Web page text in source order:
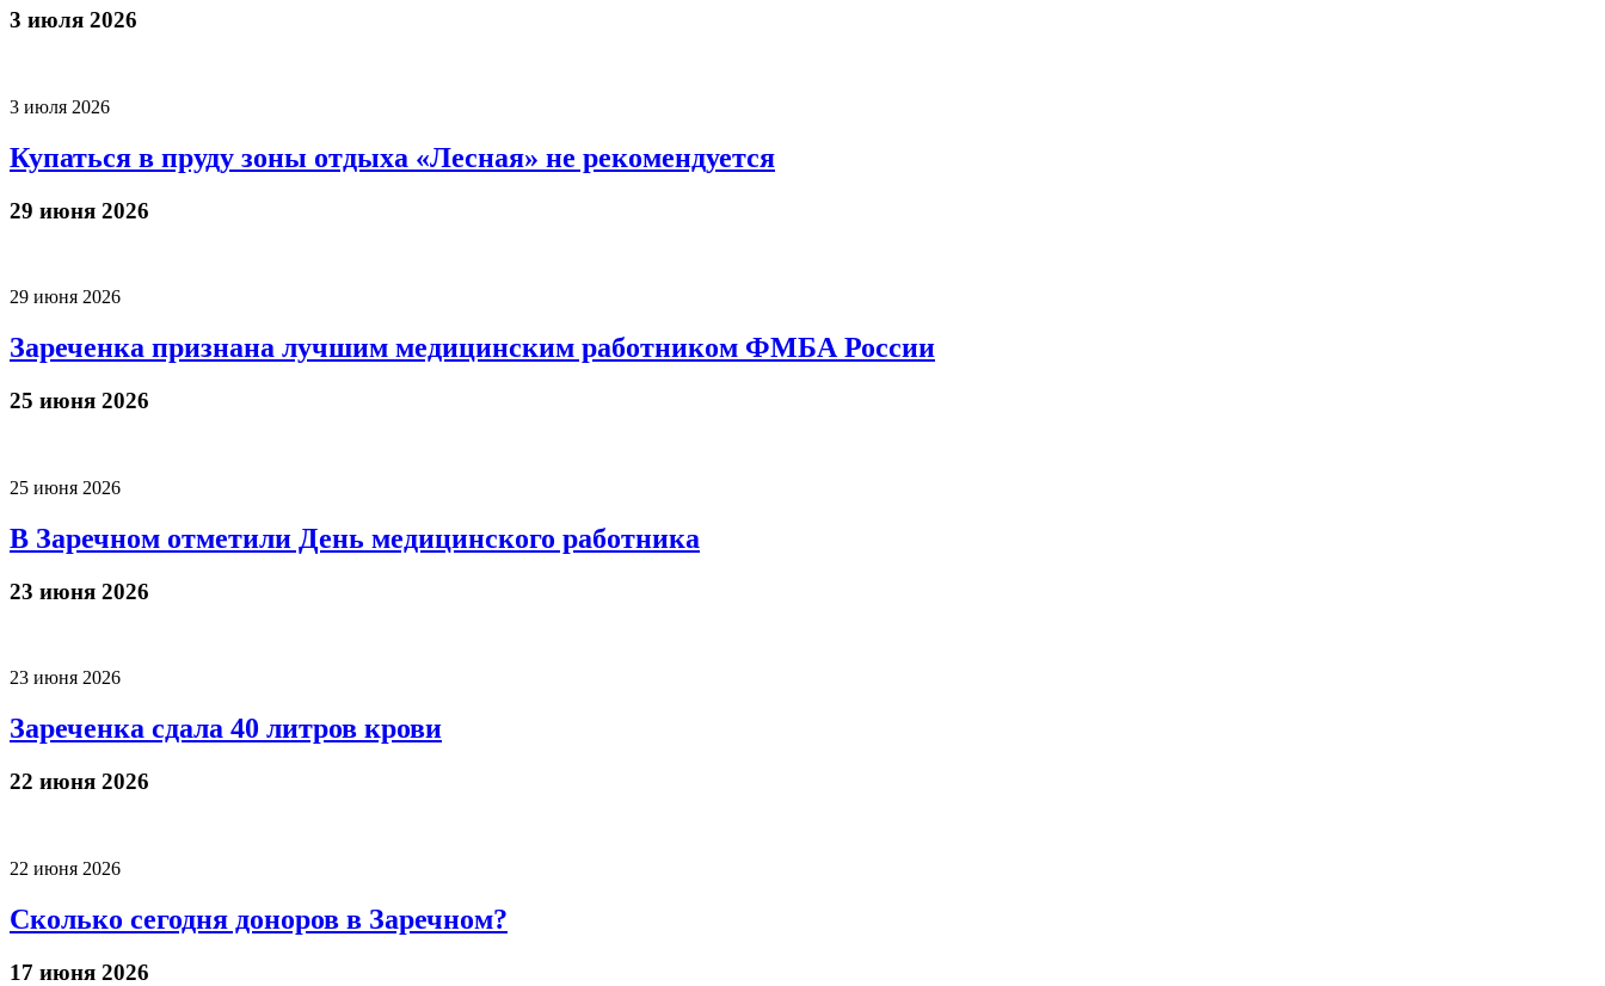
3 июля 2026
3 июля 2026
Купаться в пруду зоны отдыха «Лесная» не рекомендуется
29 июня 2026
29 июня 2026
Зареченка признана лучшим медицинским работником ФМБА России
25 июня 2026
25 июня 2026
В Заречном отметили День медицинского работника
23 июня 2026
23 июня 2026
Зареченка сдала 40 литров крови
22 июня 2026
22 июня 2026
Сколько сегодня доноров в Заречном?
17 июня 2026